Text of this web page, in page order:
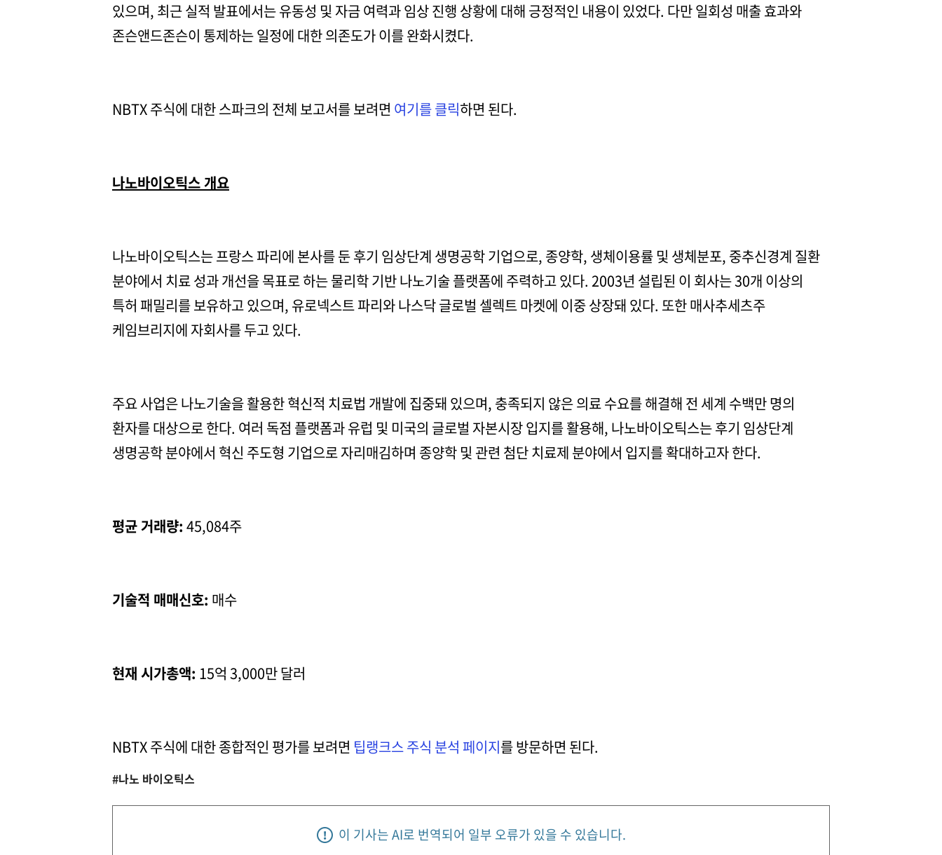
있으며, 최근 실적 발표에서는 유동성 및 자금 여력과 임상 진행 상황에 대해 긍정적인 내용이 있었다. 다만 일회성 매출 효과와
존슨앤드존슨이 통제하는 일정에 대한 의존도가 이를 완화시켰다.
NBTX 주식에 대한 스파크의 전체 보고서를 보려면 여기를 클릭하면 된다.
나노바이오틱스 개요
나노바이오틱스는 프랑스 파리에 본사를 둔 후기 임상단계 생명공학 기업으로, 종양학, 생체이용률 및 생체분포, 중추신경계 질환
분야에서 치료 성과 개선을 목표로 하는 물리학 기반 나노기술 플랫폼에 주력하고 있다. 2003년 설립된 이 회사는 30개 이상의
특허 패밀리를 보유하고 있으며, 유로넥스트 파리와 나스닥 글로벌 셀렉트 마켓에 이중 상장돼 있다. 또한 매사추세츠주
케임브리지에 자회사를 두고 있다.
주요 사업은 나노기술을 활용한 혁신적 치료법 개발에 집중돼 있으며, 충족되지 않은 의료 수요를 해결해 전 세계 수백만 명의
환자를 대상으로 한다. 여러 독점 플랫폼과 유럽 및 미국의 글로벌 자본시장 입지를 활용해, 나노바이오틱스는 후기 임상단계
생명공학 분야에서 혁신 주도형 기업으로 자리매김하며 종양학 및 관련 첨단 치료제 분야에서 입지를 확대하고자 한다.
평균 거래량: 45,084주
기술적 매매신호: 매수
현재 시가총액: 15억 3,000만 달러
NBTX 주식에 대한 종합적인 평가를 보려면 팁랭크스 주식 분석 페이지를 방문하면 된다.
#나노 바이오틱스
이 기사는 AI로 번역되어 일부 오류가 있을 수 있습니다.